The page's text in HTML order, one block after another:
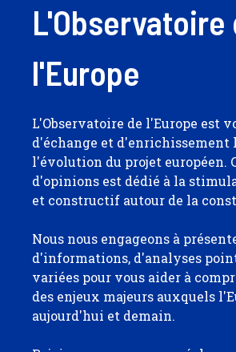
L'Observatoire
l'Europe
L'Observatoire de l'Europe est
d'échange et d'enrichissement
l'évolution du projet européen.
d'opinions est dédié à la
et constructif autour de la
Nous nous engageons à
d'informations, d'analyses
variées pour vous aider à
des enjeux majeurs auxquels
aujourd'hui et demain.